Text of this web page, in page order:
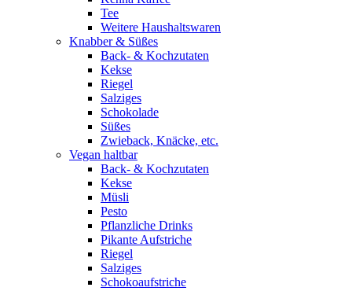
Tee
Weitere Haushaltswaren
Knabber & Süßes
Back- & Kochzutaten
Kekse
Riegel
Salziges
Schokolade
Süßes
Zwieback, Knäcke, etc.
Vegan haltbar
Back- & Kochzutaten
Kekse
Müsli
Pesto
Pflanzliche Drinks
Pikante Aufstriche
Riegel
Salziges
Schokoaufstriche